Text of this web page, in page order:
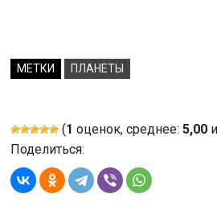
МЕТКИ ПЛАНЕТЫ
(1 оценок, среднее: 5,00
Поделиться: